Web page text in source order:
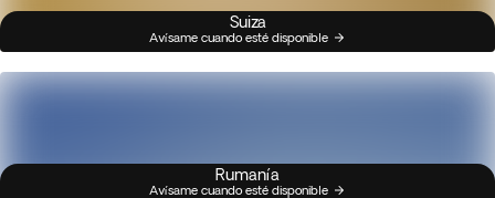
Suiza
Avísame cuando esté disponible
Rumanía
Avísame cuando esté disponible